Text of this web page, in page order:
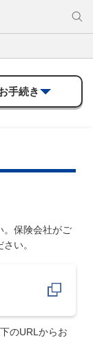
手続き
。保険会社がご
い。
のURLからお